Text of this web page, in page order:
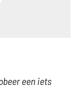
een iets